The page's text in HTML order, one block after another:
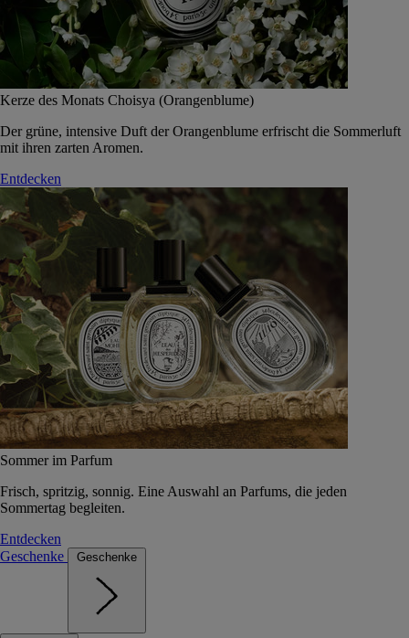
Kerze des Monats Choisya (Orangenblume)
Der grüne, intensive Duft der Orangenblume erfrischt die Sommerluft
mit ihren zarten Aromen.
Entdecken
Sommer im Parfum
Frisch, spritzig, sonnig. Eine Auswahl an Parfums, die jeden
Sommertag begleiten.
Entdecken
Geschenke
Geschenke